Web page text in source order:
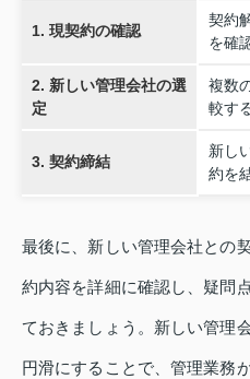
1. 現契約の確認
契約
を確
2. 新しい管理会社の選
定
複数
較す
3. 契約締結
新し
約を
最後に、新しい管理会社との
約内容を詳細に確認し、疑問
ておきましょう。新しい管理
円滑にすることで、管理業務